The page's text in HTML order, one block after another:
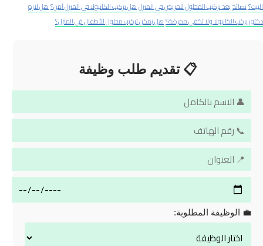
البيت؟نصائح بعد تركيب المحلول للمريض في المنزلهل تركيب الكانيولا في المنزل آمن؟هل لازم
دكتور يركب الكانيولا ولا تكفي ممرضة؟هل يمكن تركيب محلول للأطفال في المنزل؟
📋 تقديم طلب وظيفة
💼 الوظيفة المطلوبة: